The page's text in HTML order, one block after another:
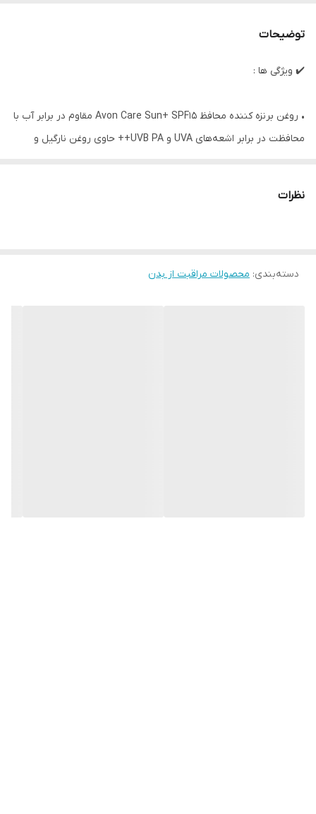
توضیحات
✔️ ویژگی ها :
• روغن برنزه کننده محافظ Avon Care Sun+ SPF15 مقاوم در برابر آب با
محافظت در برابر اشعه‌های UVA و UVB PA++ حاوی روغن نارگیل و
• روغن برنزه کننده محافظ در برابر آفتاب
غیرچسبنده، جذب سریع
نظرات
دسته‌بندی: محصولات مراقبت از بدن